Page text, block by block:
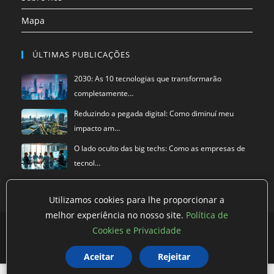
Mapa
ÚLTIMAS PUBLICAÇÕES
2030: As 10 tecnologias que transformarão
completamente…
Reduzindo a pegada digital: Como diminuí meu
impacto am…
O lado oculto das big techs: Como as empresas de
tecnol…
Termos de Uso
©Super Blog2026
Utilizamos cookies para lhe proporcionar a
melhor experiência no nosso site. Política de
Cookies e Privacidade
Aceitar Rejeitar